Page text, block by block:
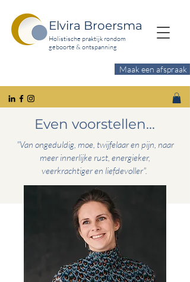
Elvira Broersma
Holistische praktijk rondom
geboorte & ontspanning
Maak een afspraak
Even voorstellen...
"Van ongeduldig, moe, twijfelaar en pijn, naar
meer innerlijke rust, energieker,
veerkrachtiger en liefdevoller".